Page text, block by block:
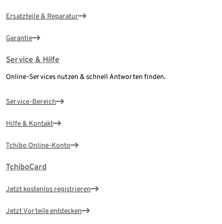
Ersatzteile & Reparatur
Garantie
Service & Hilfe
Online-Services nutzen & schnell Antworten finden.
Service-Bereich
Hilfe & Kontakt
Tchibo Online-Konto
TchiboCard
Jetzt kostenlos registrieren
Jetzt Vorteile entdecken